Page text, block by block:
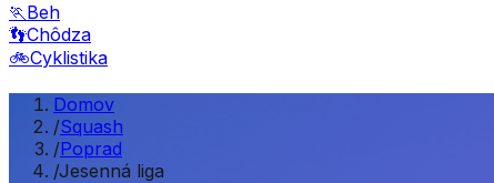
🏃Beh
👣Chôdza
🚲Cyklistika
Domov
/Squash
/Poprad
/Jesenná liga